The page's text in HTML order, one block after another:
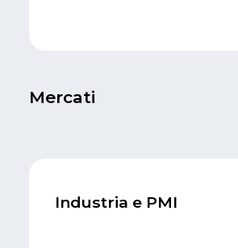
Mercati
Industria e PMI